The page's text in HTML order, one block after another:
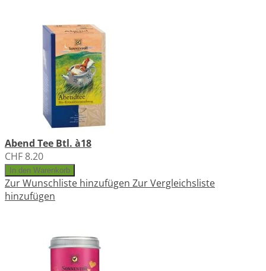
Abend Tee Btl. à18
CHF 8.20
In den Warenkorb
Zur Wunschliste hinzufügen Zur Vergleichsliste
hinzufügen